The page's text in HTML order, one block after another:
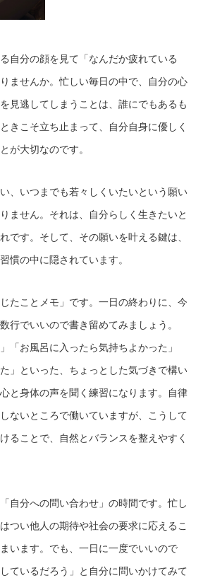
自分の顔を見て「なんだか疲れている
ませんか。忙しい毎日の中で、自分の心
見逃してしまうことは、誰にでもあるも
きこそ立ち止まって、自分自身に優しく
が大切なのです。
、いつまでも若々しくいたいという願い
ません。それは、自分らしく生きたいと
です。そして、その願いを叶える鍵は、
慣の中に隠されています。
たことメモ」です。一日の終わりに、今
行でいいので書き留めてみましょう。
「お風呂に入ったら気持ちよかった」
」といった、ちょっとした気づきで構い
と身体の声を聞く練習になります。自律
ないところで働いていますが、こうして
ることで、自然とバランスを整えやすく
自分への問い合わせ」の時間です。忙し
つい他人の期待や社会の要求に応えるこ
います。でも、一日に一度でいいので
ているだろう」と自分に問いかけてみて